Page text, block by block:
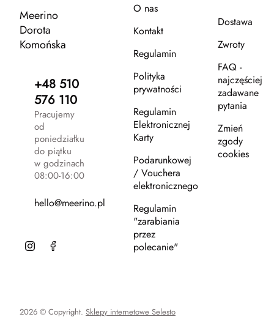
Meerino
Dorota
Komońska
+48 510
576 110
Pracujemy
od
poniedziałku
do piątku
w godzinach
08:00-16:00
hello@meerino.pl
O nas
Kontakt
Regulamin
Polityka
prywatności
Regulamin
Elektronicznej
Karty
Podarunkowej
/ Vouchera
elektronicznego
Regulamin
"zarabiania
przez
polecanie"
Dostawa
Zwroty
FAQ -
najczęściej
zadawane
pytania
Zmień
zgody
cookies
2026 © Copyright. Sklepy internetowe Selesto